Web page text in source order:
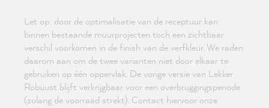
Let op: door de optimalisatie van de receptuur kan
binnen bestaande muurprojecten toch een zichtbaar
verschil voorkomen in de finish van de verfkleur. We raden
daarom aan om de twee varianten niet door elkaar te
gebruiken op één oppervlak. De vorige versie van Lekker
Robuust blijft verkrijgbaar voor een overbruggingsperiode
(zolang de voorraad strekt). Contact hiervoor onze